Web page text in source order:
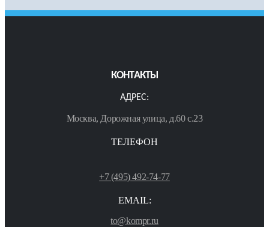
КОНТАКТЫ
АДРЕС:
Москва, Дорожная улица, д.60 с.23
ТЕЛЕФОН
+7 (495) 492-74-77
EMAIL:
to@kompr.ru